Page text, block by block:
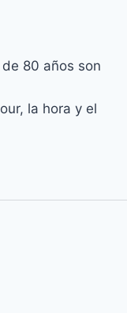
80 años son
la hora y el